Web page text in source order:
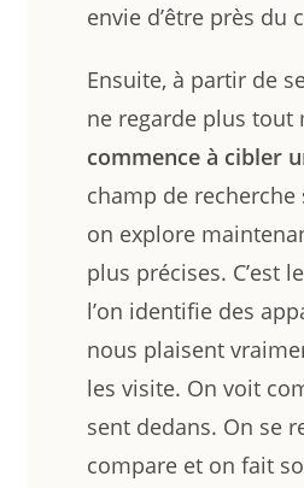
envie d’être près du
Ensuite, à partir de
ne regarde plus tout
commence à cibler
champ de recherche
on explore
plus précises. C’est
l’on identifie des
nous plaisent
les visite. On voit
sent dedans. On se
compare et on fait